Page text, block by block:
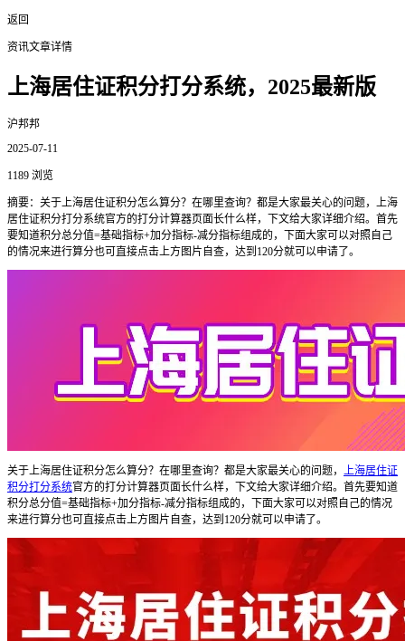
返回
资讯文章详情
上海居住证积分打分系统，2025最新版
沪邦邦
2025-07-11
1189 浏览
摘要：关于上海居住证积分怎么算分？在哪里查询？都是大家最关心的问题，上海
居住证积分打分系统官方的打分计算器页面长什么样，下文给大家详细介绍。首先
要知道积分总分值=基础指标+加分指标-减分指标组成的，下面大家可以对照自己
的情况来进行算分也可直接点击上方图片自查，达到120分就可以申请了。
关于上海居住证积分怎么算分？在哪里查询？都是大家最关心的问题， 上海居住证
积分打分系统官方的打分计算器页面长什么样，下文给大家详细介绍。首先要知道
积分总分值=基础指标+加分指标-减分指标组成的，下面大家可以对照自己的情况
来进行算分也可直接点击上方图片自查，达到120分就可以申请了。